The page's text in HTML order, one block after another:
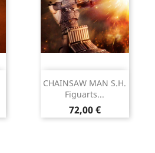
CHAINSAW MAN S.H.
Figuarts...
Prix
72,00 €